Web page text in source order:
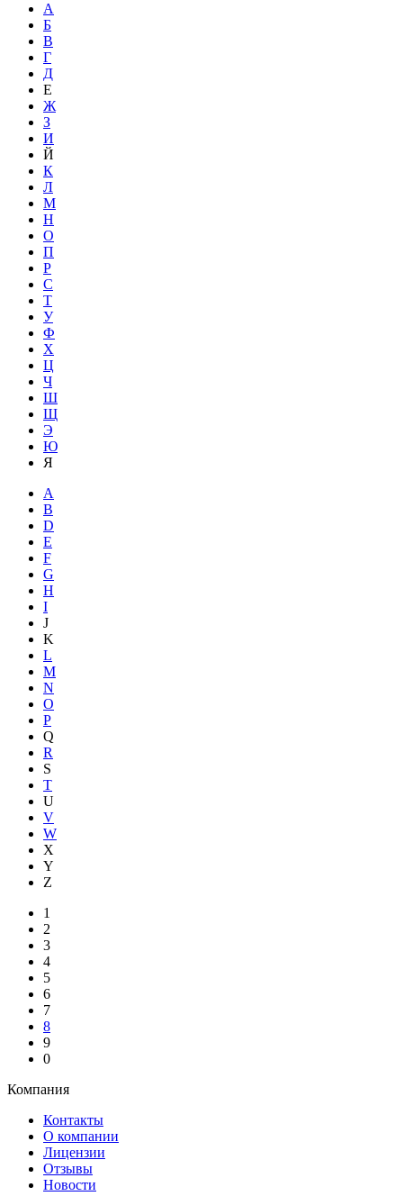
А
Б
В
Г
Д
Е
Ж
З
И
Й
К
Л
М
Н
О
П
Р
С
Т
У
Ф
Х
Ц
Ч
Ш
Щ
Э
Ю
Я
A
B
D
E
F
G
H
I
J
K
L
M
N
O
P
Q
R
S
T
U
V
W
X
Y
Z
1
2
3
4
5
6
7
8
9
0
Компания
Контакты
О компании
Лицензии
Отзывы
Новости